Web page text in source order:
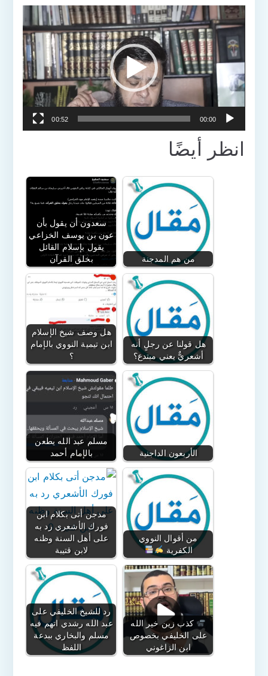
مشغل
الفيديو
00:00
00:52
انظر أيضًا
سعدون أن يقول بأن
عون بن يوسف الخزاعي
يقول بإسلام القائل
بخلق القرآن
من هم المدجنة
هل وصف شيخ الإسلام
ابن تيمية النووي بالإمام
؟
هل قولنا عن رجلٍ أنه
أشعريٌّ يعني مبتدع؟
مسلم عبد الله يطعن
بالإمام أحمد
الأربعون الداجنية
مدجن أتى بكلام ابن
فورك الأشعري رد به
على أهل السنة وظنه
لابن قتيبة
من أقوال النووي
الكفرية
رد للشيخ الخليفي على
عبد الله رشدي اتهم فيه
مسلم والبخاري ببدعة
اللفظ
كذب زين خير الله
على الخليفي بخصوص
ابن الزاغوني